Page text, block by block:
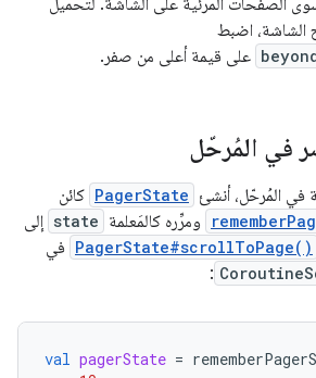
الشاشة، اضبط
على قيمة أعلى من صفر.
في المُرحّل
في المُرحّل، أنشئ PagerState كائن
ومرِّره كالمَعلمة state إلى
PagerState#scrollToPage() في
:
val pagerState =